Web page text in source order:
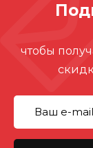
чтобы